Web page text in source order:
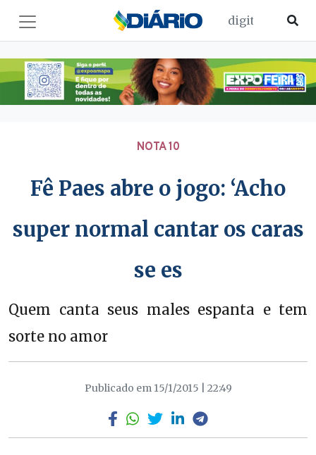
NOTA 10
Fê Paes abre o jogo: ‘Acho
super normal cantar os caras
se es
Quem canta seus males espanta e tem
sorte no amor
Publicado em 15/1/2015 | 22:49